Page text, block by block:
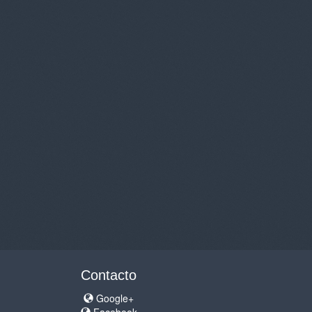
Contacto
Google+